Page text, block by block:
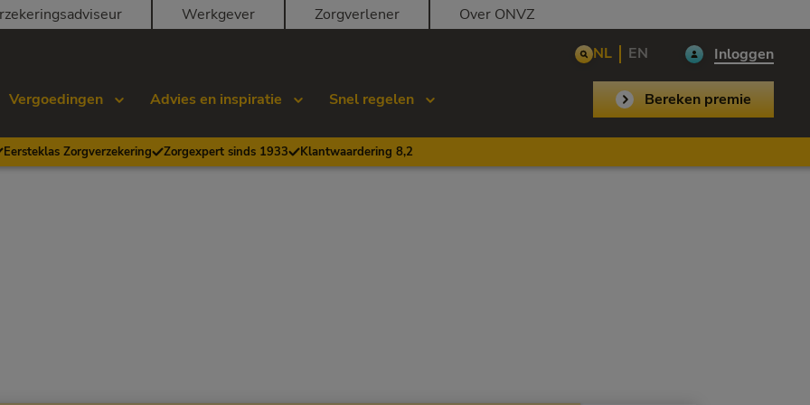
Werkgever Zorgverlener
Over ONVZ
NL EN Inloggen
Vergoedingen Advies en inspiratie Snel regelen Bereken premie
Eersteklas Zorgverzekering Zorgexpert sinds 1933 Klantwaardering 8,2